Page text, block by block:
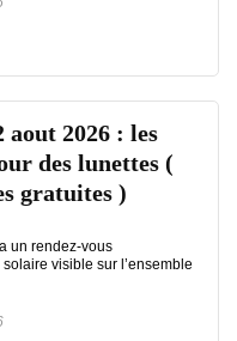
aout 2026 : les
des lunettes (
gratuites )
un rendez-vous
visible sur l’ensemble